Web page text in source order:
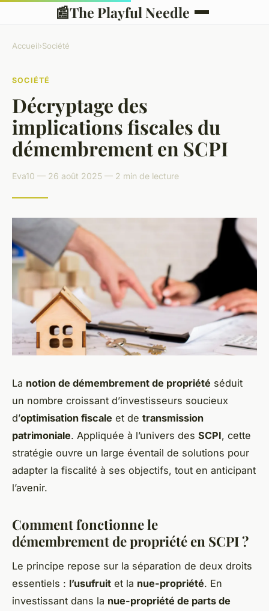
📰The Playful Needle
Accueil›Société
SOCIÉTÉ
Décryptage des
implications fiscales du
démembrement en SCPI
Eva10 — 26 août 2025 — 2 min de lecture
La notion de démembrement de propriété séduit
un nombre croissant d’investisseurs soucieux
d’optimisation fiscale et de transmission
patrimoniale. Appliquée à l’univers des SCPI, cette
stratégie ouvre un large éventail de solutions pour
adapter la fiscalité à ses objectifs, tout en anticipant
l’avenir.
Comment fonctionne le
démembrement de propriété en SCPI ?
Le principe repose sur la séparation de deux droits
essentiels : l’usufruit et la nue-propriété. En
investissant dans la nue-propriété de parts de